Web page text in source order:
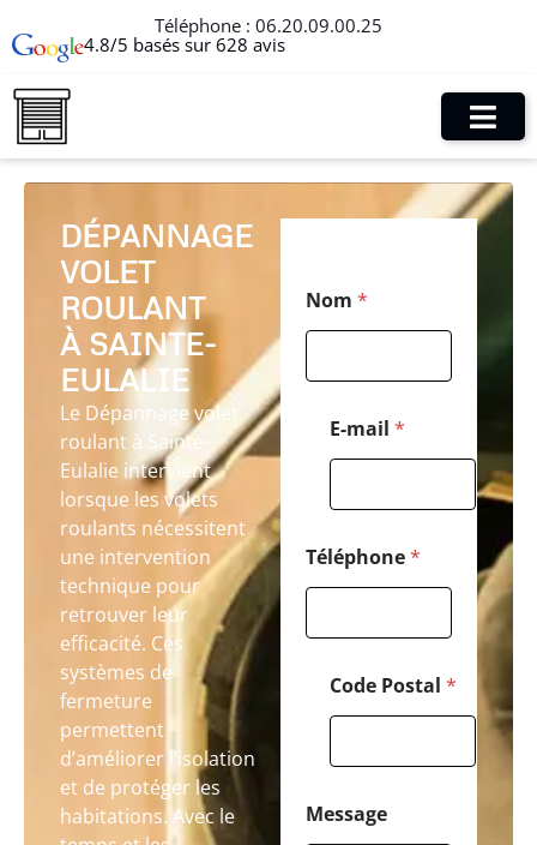
Téléphone : 06.20.09.00.25
4.8/5 basés sur 628 avis
DÉPANNAGE
VOLET
ROULANT
À SAINTE-
EULALIE
Le Dépannage volet
roulant à Sainte-
Eulalie intervient
lorsque les volets
roulants nécessitent
une intervention
technique pour
retrouver leur
efficacité. Ces
systèmes de
fermeture
permettent
d’améliorer l’isolation
et de protéger les
habitations. Avec le
e
s
a
Nom *
E-mail *
Téléphone*
Code Postal *
Message